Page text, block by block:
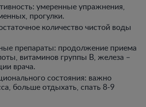
умеренные упражнения,
прогулки.
количество чистой воды
препараты: продолжение приема
витаминов группы B, железа –
врача.
состояния: важно
больше отдыхать, спать 8-9